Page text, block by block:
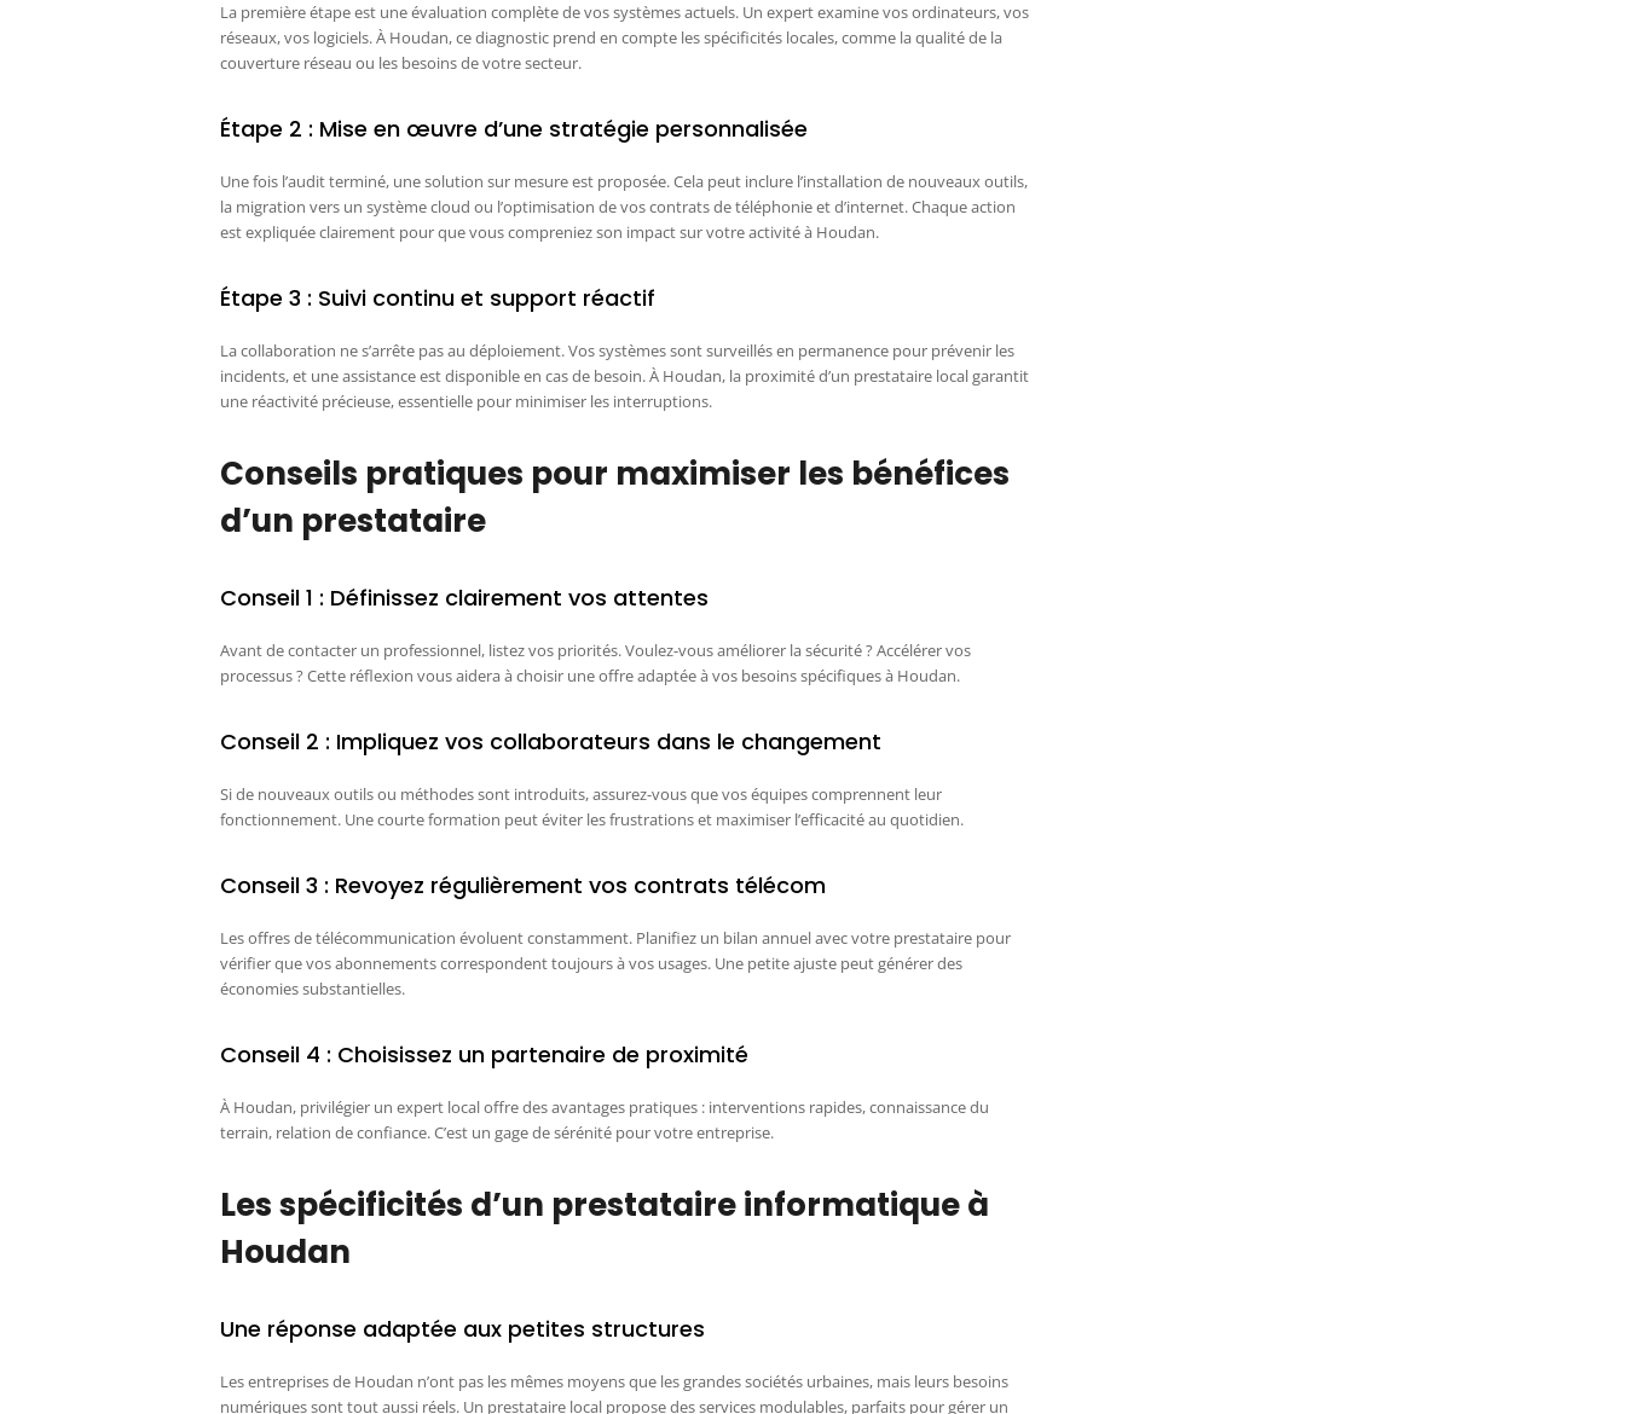
La première étape est une évaluation complète de vos systèmes actuels. Un expert examine vos ordinateurs, vos
réseaux, vos logiciels. À Houdan, ce diagnostic prend en compte les spécificités locales, comme la qualité de la
couverture réseau ou les besoins de votre secteur.
Étape 2 : Mise en œuvre d’une stratégie personnalisée
Une fois l’audit terminé, une solution sur mesure est proposée. Cela peut inclure l’installation de nouveaux outils,
la migration vers un système cloud ou l’optimisation de vos contrats de téléphonie et d’internet. Chaque action
est expliquée clairement pour que vous compreniez son impact sur votre activité à Houdan.
Étape 3 : Suivi continu et support réactif
La collaboration ne s’arrête pas au déploiement. Vos systèmes sont surveillés en permanence pour prévenir les
incidents, et une assistance est disponible en cas de besoin. À Houdan, la proximité d’un prestataire local garantit
une réactivité précieuse, essentielle pour minimiser les interruptions.
Conseils pratiques pour maximiser les bénéfices
d’un prestataire
Conseil 1 : Définissez clairement vos attentes
Avant de contacter un professionnel, listez vos priorités. Voulez-vous améliorer la sécurité ? Accélérer vos
processus ? Cette réflexion vous aidera à choisir une offre adaptée à vos besoins spécifiques à Houdan.
Conseil 2 : Impliquez vos collaborateurs dans le changement
Si de nouveaux outils ou méthodes sont introduits, assurez-vous que vos équipes comprennent leur
fonctionnement. Une courte formation peut éviter les frustrations et maximiser l’efficacité au quotidien.
Conseil 3 : Revoyez régulièrement vos contrats télécom
Les offres de télécommunication évoluent constamment. Planifiez un bilan annuel avec votre prestataire pour
vérifier que vos abonnements correspondent toujours à vos usages. Une petite ajuste peut générer des
économies substantielles.
Conseil 4 : Choisissez un partenaire de proximité
À Houdan, privilégier un expert local offre des avantages pratiques : interventions rapides, connaissance du
terrain, relation de confiance. C’est un gage de sérénité pour votre entreprise.
Les spécificités d’un prestataire informatique à
Houdan
Une réponse adaptée aux petites structures
Les entreprises de Houdan n’ont pas les mêmes moyens que les grandes sociétés urbaines, mais leurs besoins
numériques sont tout aussi réels. Un prestataire local propose des services modulables, parfaits pour gérer un